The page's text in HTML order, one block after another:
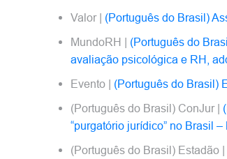
Valor | (Português do Brasil)
MundoRH | (Português do
avaliação psicológica e RH,
Evento | (Português do Brasil)
(Português do Brasil) ConJur |
“purgatório jurídico” no Brasil –
(Português do Brasil) Estadão |